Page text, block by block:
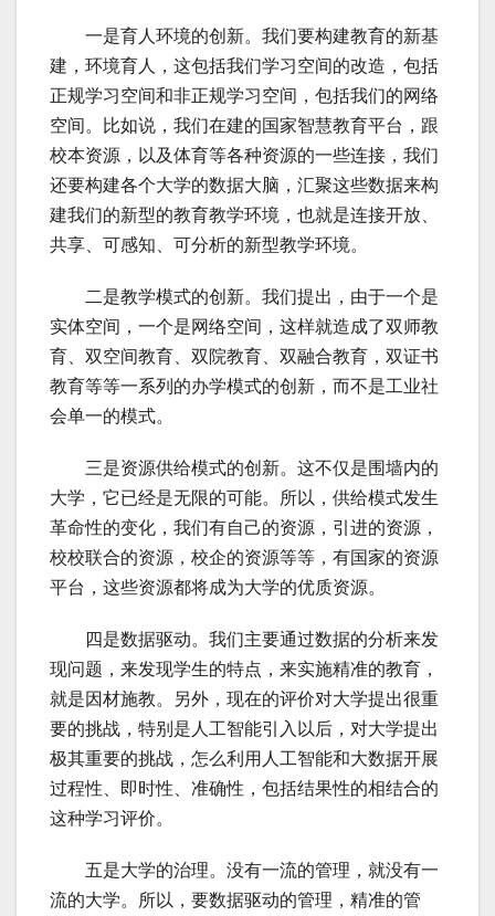
一是育人环境的创新。我们要构建教育的新基
建，环境育人，这包括我们学习空间的改造，包括
正规学习空间和非正规学习空间，包括我们的网络
空间。比如说，我们在建的国家智慧教育平台，跟
校本资源，以及体育等各种资源的一些连接，我们
还要构建各个大学的数据大脑，汇聚这些数据来构
建我们的新型的教育教学环境，也就是连接开放、
共享、可感知、可分析的新型教学环境。
二是教学模式的创新。我们提出，由于一个是
实体空间，一个是网络空间，这样就造成了双师教
育、双空间教育、双院教育、双融合教育，双证书
教育等等一系列的办学模式的创新，而不是工业社
会单一的模式。
三是资源供给模式的创新。这不仅是围墙内的
大学，它已经是无限的可能。所以，供给模式发生
革命性的变化，我们有自己的资源，引进的资源，
校校联合的资源，校企的资源等等，有国家的资源
平台，这些资源都将成为大学的优质资源。
四是数据驱动。我们主要通过数据的分析来发
现问题，来发现学生的特点，来实施精准的教育，
就是因材施教。另外，现在的评价对大学提出很重
要的挑战，特别是人工智能引入以后，对大学提出
极其重要的挑战，怎么利用人工智能和大数据开展
过程性、即时性、准确性，包括结果性的相结合的
这种学习评价。
五是大学的治理。没有一流的管理，就没有一
流的大学。所以，要数据驱动的管理，精准的管